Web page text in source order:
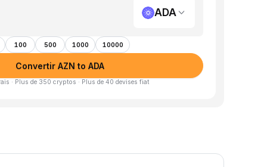
ADA
100 500 1000 10000
Convertir AZN to ADA
· Plus de 350 cryptos · Plus de 40 devises fiat